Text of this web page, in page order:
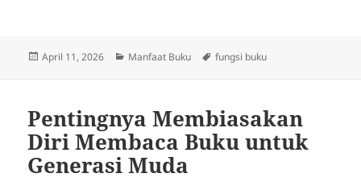
Posted
April 11, 2026 Categories
Manfaat Buku Tags
fungsi buku
Pentingnya Membiasakan
Diri Membaca Buku untuk
Generasi Muda